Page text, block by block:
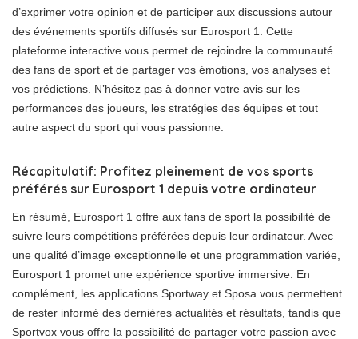
d’exprimer votre opinion et de participer aux discussions autour
des événements sportifs diffusés sur Eurosport 1. Cette
plateforme interactive vous permet de rejoindre la communauté
des fans de sport et de partager vos émotions, vos analyses et
vos prédictions. N’hésitez pas à donner votre avis sur les
performances des joueurs, les stratégies des équipes et tout
autre aspect du sport qui vous passionne.
Récapitulatif: Profitez pleinement de vos sports
préférés sur Eurosport 1 depuis votre ordinateur
En résumé, Eurosport 1 offre aux fans de sport la possibilité de
suivre leurs compétitions préférées depuis leur ordinateur. Avec
une qualité d’image exceptionnelle et une programmation variée,
Eurosport 1 promet une expérience sportive immersive. En
complément, les applications Sportway et Sposa vous permettent
de rester informé des dernières actualités et résultats, tandis que
Sportvox vous offre la possibilité de partager votre passion avec